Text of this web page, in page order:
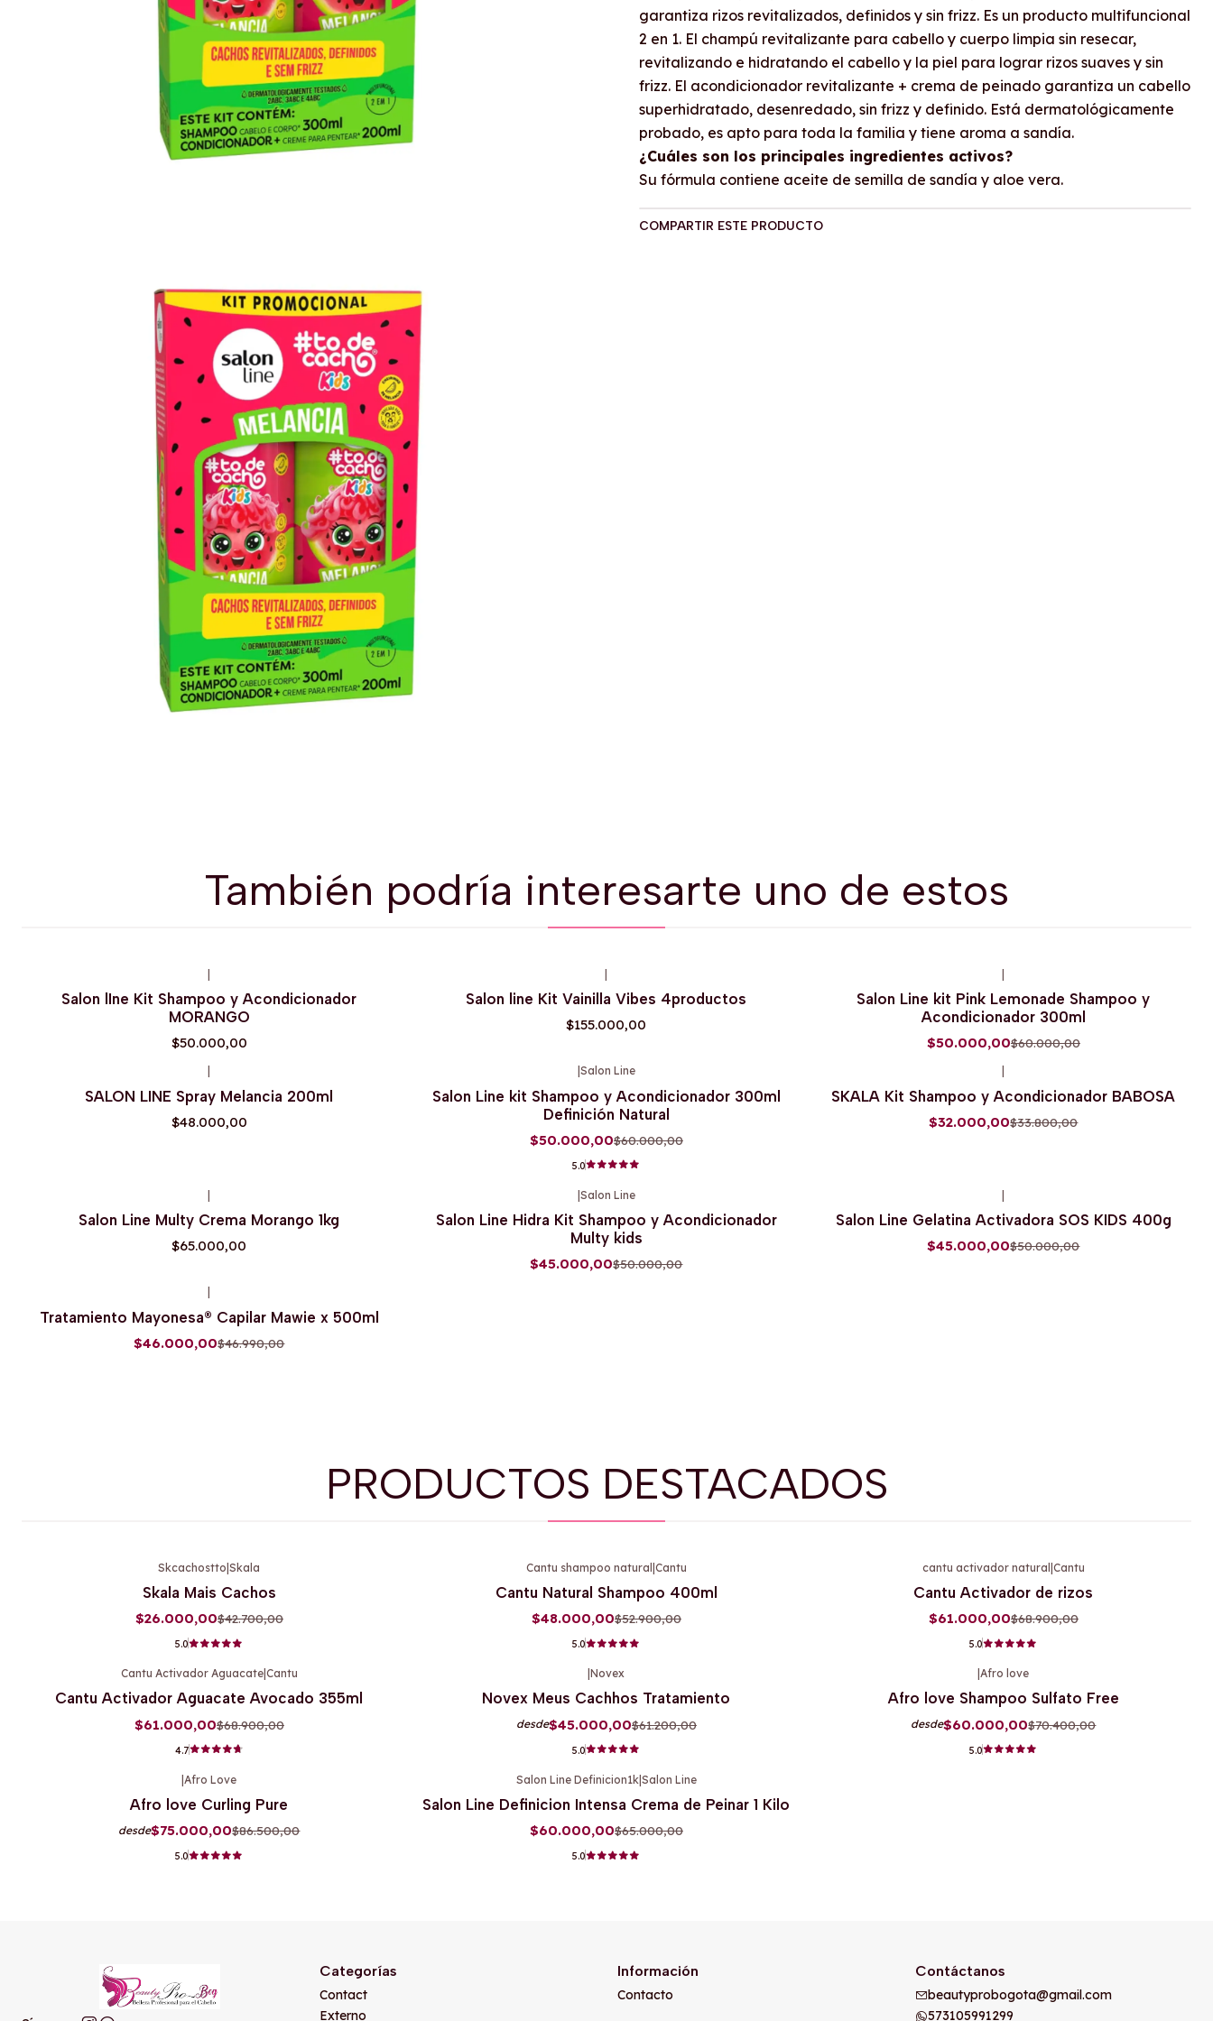
garantiza rizos revitalizados, definidos y sin frizz. Es un producto multifuncional
2 en 1. El champú revitalizante para cabello y cuerpo limpia sin resecar,
revitalizando e hidratando el cabello y la piel para lograr rizos suaves y sin
frizz. El acondicionador revitalizante + crema de peinado garantiza un cabello
superhidratado, desenredado, sin frizz y definido. Está dermatológicamente
probado, es apto para toda la familia y tiene aroma a sandía.
¿Cuáles son los principales ingredientes activos?
Su fórmula contiene aceite de semilla de sandía y aloe vera.
COMPARTIR ESTE PRODUCTO
También podría interesarte uno de estos
Salon lIne Kit Shampoo y Acondicionador
MORANGO
$50.000,00
Salon line Kit Vainilla Vibes 4productos
$155.000,00
Salon Line kit Pink Lemonade Shampoo y
Acondicionador 300ml
$50.000,00$60.000,00
SALON LINE Spray Melancia 200ml
$48.000,00
Salon Line
Salon Line kit Shampoo y Acondicionador 300ml
Definición Natural
$50.000,00$60.000,00
5.0
SKALA Kit Shampoo y Acondicionador BABOSA
$32.000,00$33.800,00
Salon Line Multy Crema Morango 1kg
$65.000,00
Salon Line
Salon Line Hidra Kit Shampoo y Acondicionador
Multy kids
$45.000,00$50.000,00
Salon Line Gelatina Activadora SOS KIDS 400g
$45.000,00$50.000,00
Tratamiento Mayonesa® Capilar Mawie x 500ml
$46.000,00$46.990,00
PRODUCTOS DESTACADOS
Skcachostto|Skala
Skala Mais Cachos
$26.000,00$42.700,00
5.0
Cantu shampoo natural|Cantu
Cantu Natural Shampoo 400ml
$48.000,00$52.900,00
5.0
cantu activador natural|Cantu
Cantu Activador de rizos
$61.000,00$68.900,00
5.0
Cantu Activador Aguacate| Cantu
Cantu Activador Aguacate Avocado 355ml
$61.000,00$68.900,00
4.7
|Novex
Novex Meus Cachhos Tratamiento
desde$45.000,00$61.200,00
5.0
|Afro love
Afro love Shampoo Sulfato Free
desde$60.000,00$70.400,00
5.0
|Afro Love
Afro love Curling Pure
desde$75.000,00$86.500,00
5.0
Salon Line Definicion1k| Salon Line
Salon Line Definicion Intensa Crema de Peinar 1 Kilo
$60.000,00$65.000,00
5.0
Categorías
Contact
Externo
Información
Contacto
Contáctanos
beautyprobogota@gmail.com
573105991299